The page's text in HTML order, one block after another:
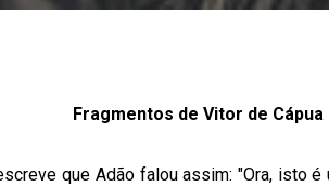
Fragmentos de Vitor de Cápua
que Adão falou assim: "Ora, isto